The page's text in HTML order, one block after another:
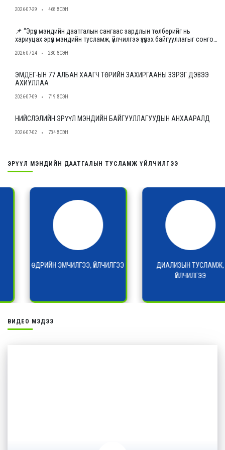
2026-07-29 468 ҮЗСЭН
📌 “Эрүүл мэндийн даатгалын сангаас зардлын төлбөрийг нь
хариуцах эрүүл мэндийн тусламж, үйлчилгээ үзүүлэх байгууллагыг сонгон
зохион байгууллаа.
2026-07-24 230 ҮЗСЭН
ЭМДЕГ-ЫН 77 АЛБАН ХААГЧ ТӨРИЙН ЗАХИРГААНЫ ЗЭРЭГ ДЭВЭЭ
АХИУЛЛАА
2026-07-09 719 ҮЗСЭН
НИЙСЛЭЛИЙН ЭРҮҮЛ МЭНДИЙН БАЙГУУЛЛАГУУДЫН АНХААРАЛД
2026-07-02 734 ҮЗСЭН
ЭРҮҮЛ МЭНДИЙН ДААТГАЛЫН ТУСЛАМЖ ҮЙЛЧИЛГЭЭ
ӨДРИЙН ЭМЧИЛГЭЭ, ҮЙЛЧИЛГЭЭ
ДИАЛИЗЫН ТУСЛАМЖ,
ҮЙЛЧИЛГЭЭ
ВИДЕО МЭДЭЭ